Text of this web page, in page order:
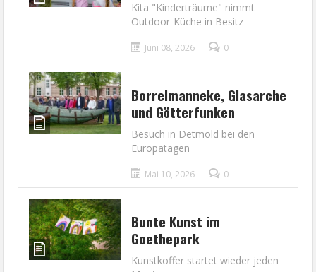
Kita "Kinderträume" nimmt
Outdoor-Küche in Besitz
Juni 08, 2026 0
Borrelmanneke, Glasarche
und Götterfunken
Besuch in Detmold bei den
Europatagen
Mai 10, 2026 0
Bunte Kunst im
Goethepark
Kunstkoffer startet wieder jeden